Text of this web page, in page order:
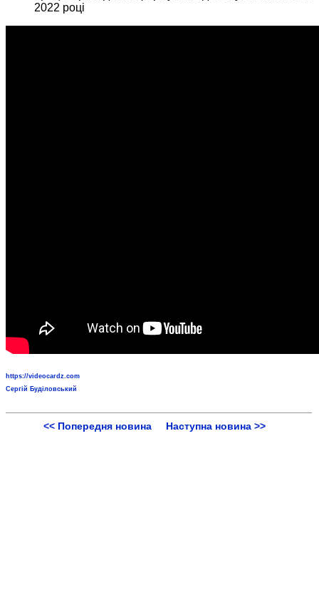
2022 році
https://videocardz.com
Сергій Буділовський
<< Попередня новина Наступна новина >>